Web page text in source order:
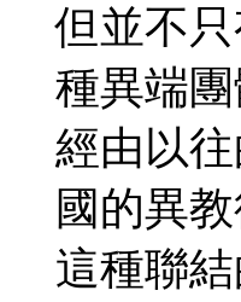
但並不
種異端
經由以
國的異
這種聯